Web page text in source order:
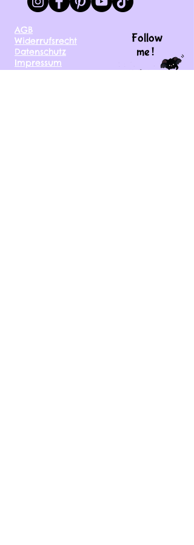
AGB
Widerrufsrecht
Datenschutz
Impressum
Versand
Follow
me !